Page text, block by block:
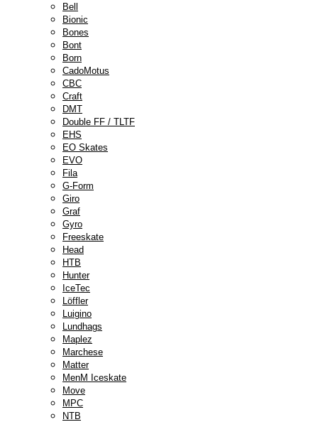
Bell
Bionic
Bones
Bont
Born
CadoMotus
CBC
Craft
DMT
Double FF / TLTF
EHS
EO Skates
EVO
Fila
G-Form
Giro
Graf
Gyro
Freeskate
Head
HTB
Hunter
IceTec
Löffler
Luigino
Lundhags
Maplez
Marchese
Matter
MenM Iceskate
Move
MPC
NTB